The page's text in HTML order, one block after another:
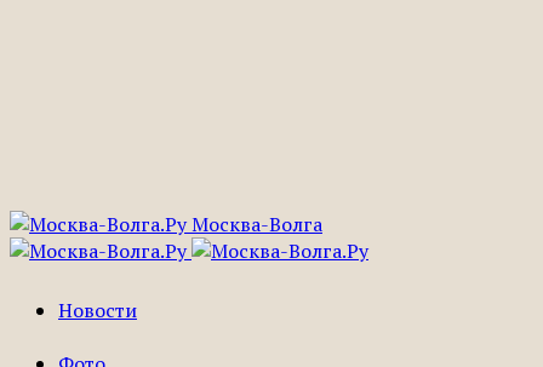
Москва-Волга
Новости